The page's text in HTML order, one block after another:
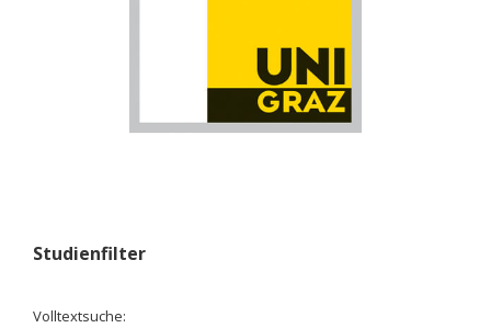
Studienfilter
Volltextsuche: